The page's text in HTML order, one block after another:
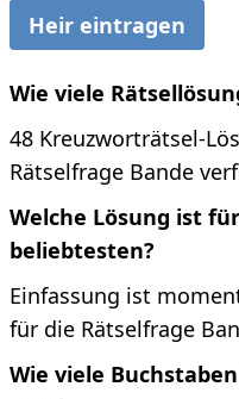
Heir eintragen
Wie viele
48 Kreuzworträtsel-
Rätselfrage Bande
Welche Lösung ist
beliebtesten?
Einfassung ist
für die Rätselfrage
Wie viele